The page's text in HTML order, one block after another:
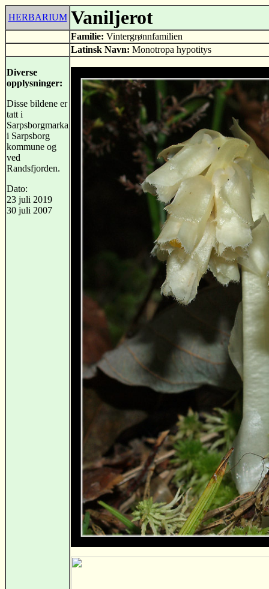
HERBARIUM Vaniljerot
Familie: Vintergrønnfamilien
Latinsk Navn: Monotropa hypotitys
Diverse
opplysninger:
Disse bildene er
tatt i
Sarpsborgmarka
i Sarpsborg
kommune og
ved
Randsfjorden.
Dato:
23 juli 2019
30 juli 2007